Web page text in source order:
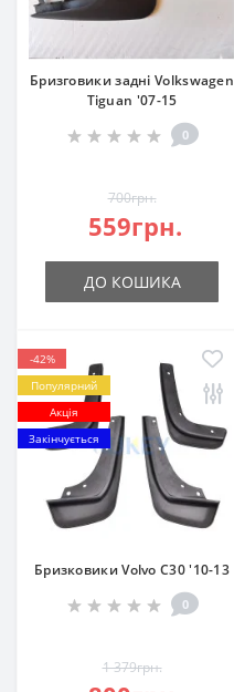
Бризговики задні Volkswagen
Tiguan '07-15
0
700грн.
559грн.
ДО КОШИКА
-42%
Популярний
Акція
Закінчується
Бризковики Volvo C30 '10-13
0
1 379грн.